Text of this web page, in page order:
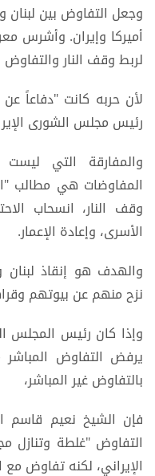
وجعل التفاوض بين
أميركا وإيران. وأشرس
لربط وقف النار
لأن حربه كانت "دفاعاً عن
رئيس مجلس الشورى
والمفارقة التي
المفاوضات هي مطالب
وقف النار، انسحاب
الأسرى، وإعادة الإعمار.
والهدف هو إنقاذ لبنان
نزح منهم عن بيوتهم
وإذا كان رئيس المجلس
يرفض التفاوض
بالتفاوض غير المباشر،
فإن الشيخ نعيم قاسم
التفاوض "غلطة وتنازل
الإيراني، لكنه تفاوض